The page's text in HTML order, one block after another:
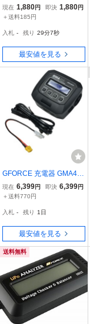
Lipo Bag Safety Box 【品
番：G0998】458041643
現在 1,880円 即決 1,880円
＋送料185円
入札 - 残り 29分6秒
最安値を見る
GFORCE 充電器 GMA46
5 ACバランスチャージャ
ー LiPo/ニッケル水素バッ
ォース
現在 6,399円 即決 6,399円
＋送料770円
入札 - 残り 1日
最安値を見る
送料無料